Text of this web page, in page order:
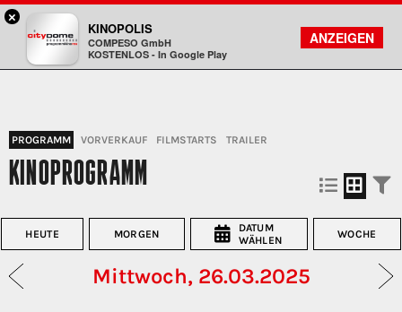
Kinopolis
FILMSUCHE
KONTO
PROGRAMM VORVERKAUF FILMSTARTS TRAILER
KINOPROGRAMM
HEUTE MORGEN
DATUM
WÄHLEN
WOCHE
Mittwoch, 26.03.2025
×
KINOPOLIS
COMPESO GmbH
KOSTENLOS - In Google Play
ANZEIGEN